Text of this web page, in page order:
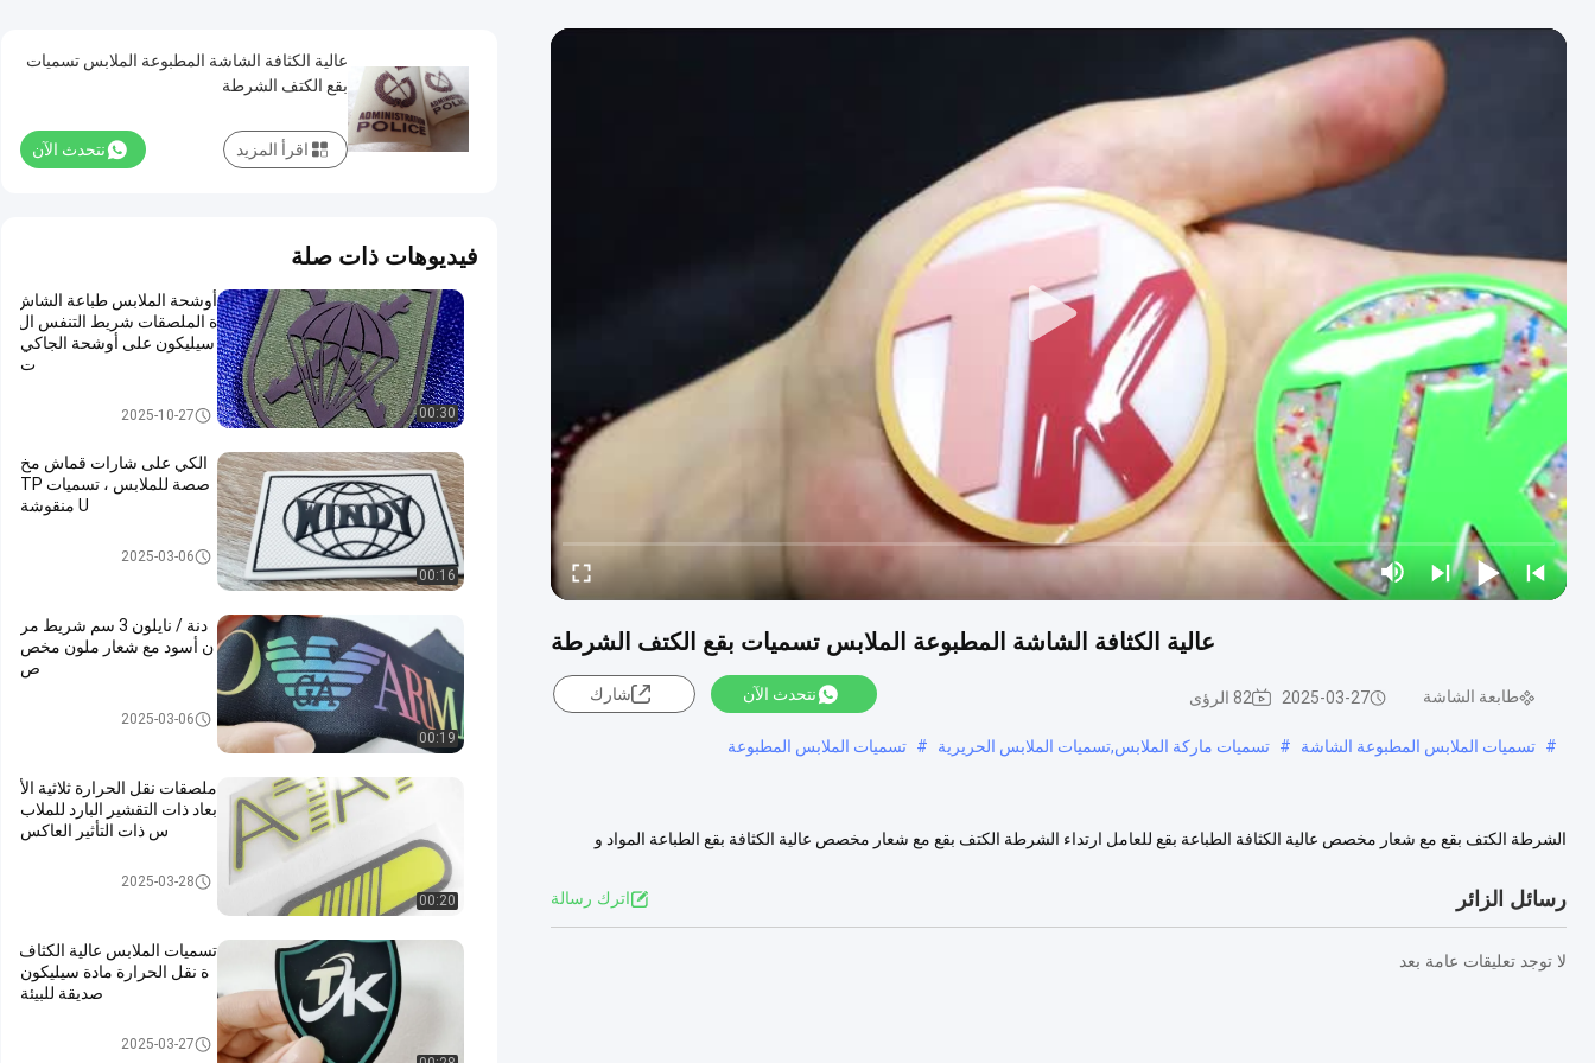
عالية الكثافة الشاشة المطبوعة الملابس تسميات بقع الكتف الشرطة
طابعة الشاشة 2025-03-27 82 الرؤى نتحدث الآن شارك
# تسميات الملابس المطبوعة الشاشة # تسميات ماركة الملابس,تسميات الملابس الحريرية # تسميات الملابس المطبوعة
الشرطة الكتف بقع مع شعار مخصص عالية الكثافة الطباعة بقع للعامل ارتداء الشرطة الكتف بقع مع شعار مخصص عالية الكثافة بقع الطباعة المواد و
رسائل الزائر اترك رسالة
لا توجد تعليقات عامة بعد
عالية الكثافة الشاشة المطبوعة الملابس تسميات
بقع الكتف الشرطة
نتحدث الآن اقرأ المزيد
فيديوهات ذات صلة
00:30
أوشحة الملابس طباعة الشاش
ة الملصقات شريط التنفس ال
سيليكون على أوشحة الجاكي
ت
2025-10-27
00:16
الكي على شارات قماش مخ
صصة للملابس ، تسميات TP
U منقوشة
مخصص الملابس الرقع2025-03-06
00:19
دنة / نايلون 3 سم شريط مر
ن أسود مع شعار ملون مخص
ص
2025-03-06
00:20
ملصقات نقل الحرارة ثلاثية الأ
بعاد ذات التقشير البارد للملاب
س ذات التأثير العاكس
نقل الحرارة تسميات الملابس
2025-03-28
تسميات الملابس عالية الكثاف
ة نقل الحرارة مادة سيليكون
صديقة للبيئة
نقل الحرارة تسميات الملابس
2025-03-27